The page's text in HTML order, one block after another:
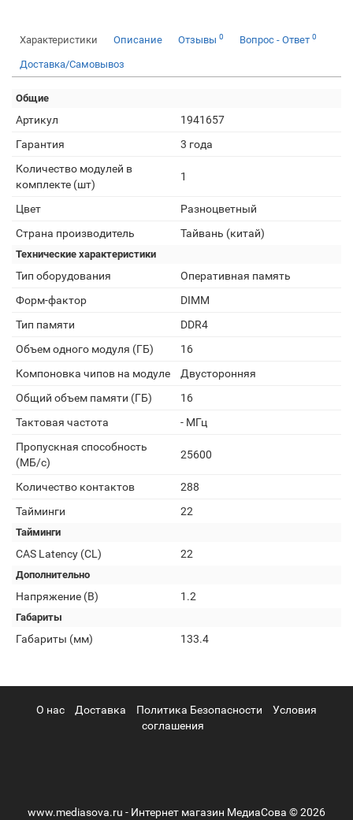
Характеристики Описание Отзывы 0 Вопрос - Ответ 0
Доставка/Самовывоз
Общие
Артикул
1941657
Гарантия
3 года
Количество модулей в
комплекте (шт)
1
Цвет
Разноцветный
Страна производитель
Тайвань (китай)
Технические характеристики
Тип оборудования
Оперативная память
Форм-фактор
DIMM
Тип памяти
DDR4
Объем одного модуля (ГБ)
16
Компоновка чипов на модуле
Двусторонняя
Общий объем памяти (ГБ)
16
Тактовая частота
- МГц
Пропускная способность
(МБ/с)
25600
Количество контактов
288
Тайминги
22
Тайминги
CAS Latency (CL) 22
Дополнительно
Напряжение (В) 1.2
Габариты
Габариты (мм) 133.4
О нас Доставка Политика Безопасности
Условия
соглашения
www.mediasova.ru - Интернет магазин МедиаСова © 2026